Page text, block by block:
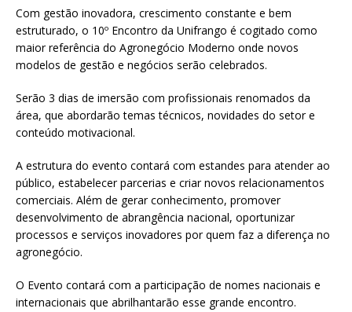
Com gestão inovadora, crescimento constante e bem
estruturado, o 10º Encontro da Unifrango é cogitado como
maior referência do Agronegócio Moderno onde novos
modelos de gestão e negócios serão celebrados.
Serão 3 dias de imersão com profissionais renomados da
área, que abordarão temas técnicos, novidades do setor e
conteúdo motivacional.
A estrutura do evento contará com estandes para atender ao
público, estabelecer parcerias e criar novos relacionamentos
comerciais. Além de gerar conhecimento, promover
desenvolvimento de abrangência nacional, oportunizar
processos e serviços inovadores por quem faz a diferença no
agronegócio.
O Evento contará com a participação de nomes nacionais e
internacionais que abrilhantarão esse grande encontro.